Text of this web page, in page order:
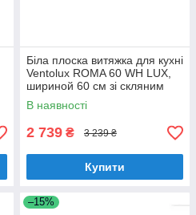
Біла плоска витяжка для кухні
Ventolux ROMA 60 WH LUX,
шириной 60 см зі скляним
козирком
В наявності
2 739 ₴ 3 239 ₴
Купити
–15%